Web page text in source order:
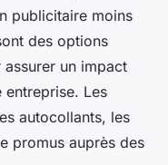
publicitaire moins
des options
un impact
entreprise. Les
autocollants, les
promus auprès des